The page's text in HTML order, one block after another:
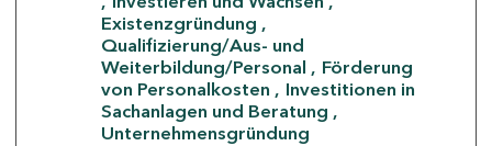
Existenzgründung
Qualifizierung/Aus- und
Weiterbildung/Personal
Förderung
von Personalkosten
Investitionen in
Sachanlagen und Beratung
Unternehmensgründung